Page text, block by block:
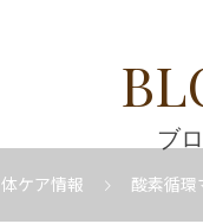
ブ
ケア情報 酸素循環